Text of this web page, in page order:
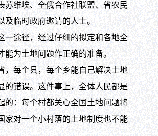
苏维埃、全俄合作社联盟、省农民
及临时政府邀请的人士。
途径，经过仔细的拟定和各地全
能为土地问题作正确的准备。
每个县，每个乡能自己解决土地
的错误。这件事上，全体人民都是
的：每个村都关心全国土地问题将
家对一个小村落的土地制度也不能